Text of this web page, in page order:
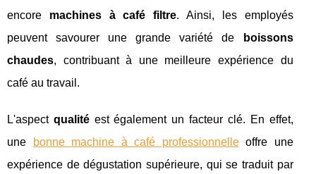
encore machines à café filtre. Ainsi, les employés
peuvent savourer une grande variété de
boissons
chaudes, contribuant à une meilleure expérience du
café au travail.
L'aspect qualitéest également un facteur clé. En effet,
une
bonne machine à café professionnelleoffre une
expérience de dégustation supérieure, qui se traduit par